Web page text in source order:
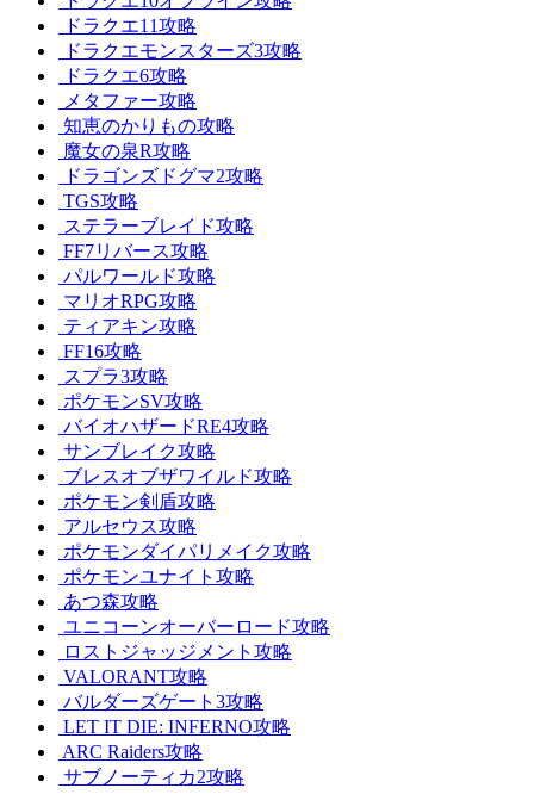
ドラクエ11攻略
ドラクエモンスターズ3攻略
ドラクエ6攻略
メタファー攻略
知恵のかりもの攻略
魔女の泉R攻略
ドラゴンズドグマ2攻略
TGS攻略
ステラーブレイド攻略
FF7リバース攻略
パルワールド攻略
マリオRPG攻略
ティアキン攻略
FF16攻略
スプラ3攻略
ポケモンSV攻略
バイオハザードRE4攻略
サンブレイク攻略
ブレスオブザワイルド攻略
ポケモン剣盾攻略
アルセウス攻略
ポケモンダイパリメイク攻略
ポケモンユナイト攻略
あつ森攻略
ユニコーンオーバーロード攻略
ロストジャッジメント攻略
VALORANT攻略
バルダーズゲート3攻略
LET IT DIE: INFERNO攻略
ARC Raiders攻略
サブノーティカ2攻略